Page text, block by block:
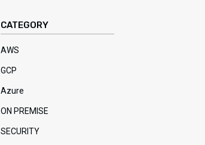
CATEGORY
AWS
GCP
Azure
ON PREMISE
SECURITY